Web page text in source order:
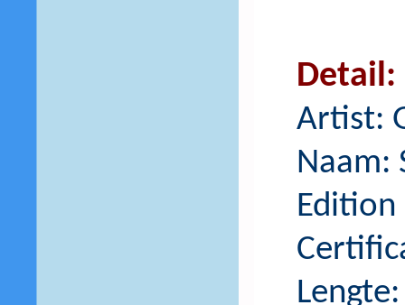
Detail:
Artist:
Naam: